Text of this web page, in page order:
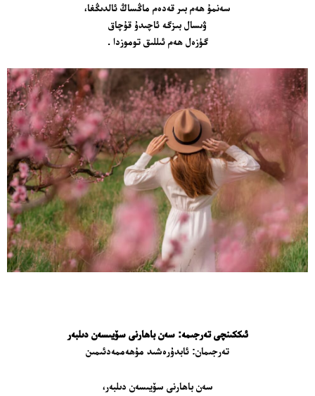
سەنمۇ ھەم بىر قەدەم ماڭساڭ ئالدىڭغا،
ۋىسال بىزگە ئاچىدۇ قۇچاق
گۈزەل ھەم ئىللىق توموزدا .
ئىككىنچى تەرجىمە: سەن باھارنى سۆيىسەن دىلبەر
تەرجىمان: ئابدۇرەشىد مۇھەممەدئىمىن
سەن باھارنى سۆيىسەن دىلبەر،